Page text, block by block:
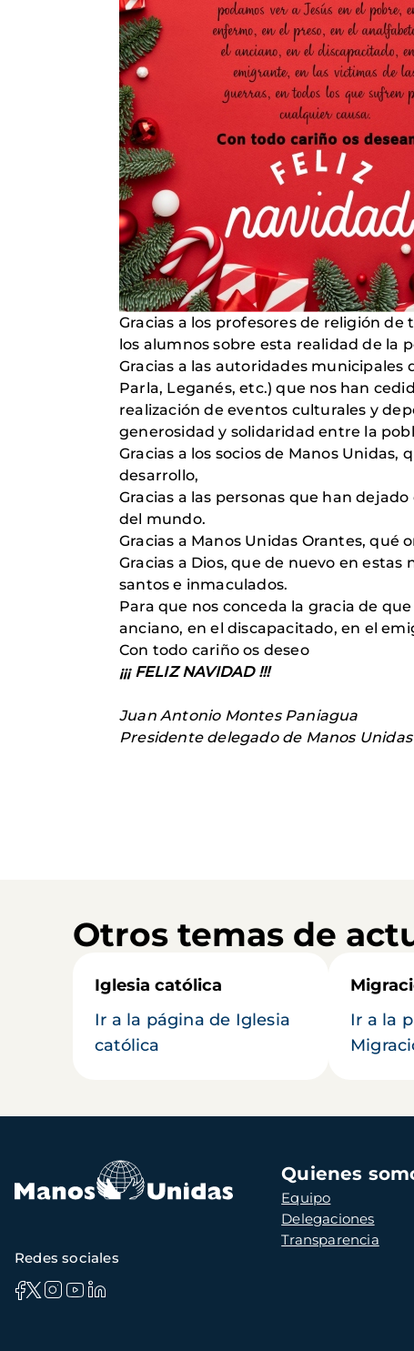
Gracias a los profesores de religión
los alumnos sobre esta realidad de la
Gracias a las autoridades
Parla, Leganés, etc.) que nos han
realización de eventos culturales y
generosidad y solidaridad entre la
Gracias a los socios de Manos
desarrollo,
Gracias a las personas que han
del mundo.
Gracias a Manos Unidas Orantes, qué
Gracias a Dios, que de nuevo en
santos e inmaculados.
Para que nos conceda la gracia de
anciano, en el discapacitado, en el
Con todo cariño os deseo
¡¡¡ FELIZ NAVIDAD !!!
Juan Antonio Montes Paniagua
Presidente delegado de Manos
Otros temas de
Iglesia católica
Ir a la página de Iglesia
católica
Ir a la
Navegación
principal
Quienes
Equipo
Delegaciones
Transparencia
Redes sociales